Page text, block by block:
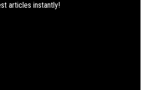
articles instantly!